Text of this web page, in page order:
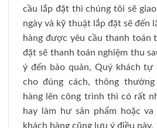
cầu lắp đặt thì chúng tôi sẽ
ngày và kỹ thuật lắp đặt sẽ đến
hàng được yêu cầu thanh toán
đặt sẽ thanh toán nghiệm thu
ý đến bảo quản, Quý khách tự
cho đúng cách, thông
hàng lên công trình thì có rất
hay làm hư sản phẩm hoặc
khách hàng cũng lưu ý điều này.